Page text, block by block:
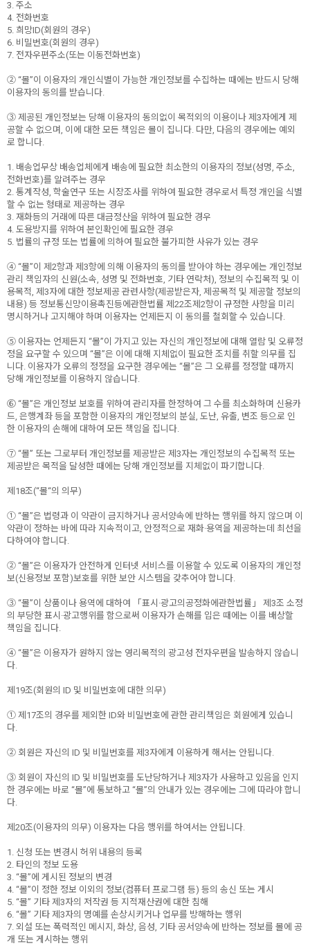
3. 주소
4. 전화번호
5. 희망ID(회원의 경우)
6. 비밀번호(회원의 경우)
7. 전자우편주소(또는 이동전화번호)
② “몰”이 이용자의 개인식별이 가능한 개인정보를 수집하는 때에는 반드시 당해
이용자의 동의를 받습니다.
③ 제공된 개인정보는 당해 이용자의 동의없이 목적외의 이용이나 제3자에게 제
공할 수 없으며, 이에 대한 모든 책임은 몰이 집니다. 다만, 다음의 경우에는 예외
로 합니다.
1. 배송업무상 배송업체에게 배송에 필요한 최소한의 이용자의 정보(성명, 주소,
전화번호)를 알려주는 경우
2. 통계작성, 학술연구 또는 시장조사를 위하여 필요한 경우로서 특정 개인을 식별
할 수 없는 형태로 제공하는 경우
3. 재화등의 거래에 따른 대금정산을 위하여 필요한 경우
4. 도용방지를 위하여 본인확인에 필요한 경우
5. 법률의 규정 또는 법률에 의하여 필요한 불가피한 사유가 있는 경우
④ “몰”이 제2항과 제3항에 의해 이용자의 동의를 받아야 하는 경우에는 개인정보
관리 책임자의 신원(소속, 성명 및 전화번호, 기타 연락처), 정보의 수집목적 및 이
용목적, 제3자에 대한 정보제공 관련사항(제공받은자, 제공목적 및 제공할 정보의
내용) 등 정보통신망이용촉진등에관한법률 제22조제2항이 규정한 사항을 미리
명시하거나 고지해야 하며 이용자는 언제든지 이 동의를 철회할 수 있습니다.
⑤ 이용자는 언제든지 “몰”이 가지고 있는 자신의 개인정보에 대해 열람 및 오류정
정을 요구할 수 있으며 “몰”은 이에 대해 지체없이 필요한 조치를 취할 의무를 집
니다. 이용자가 오류의 정정을 요구한 경우에는 “몰”은 그 오류를 정정할 때까지
당해 개인정보를 이용하지 않습니다.
⑥ “몰”은 개인정보 보호를 위하여 관리자를 한정하여 그 수를 최소화하며 신용카
드, 은행계좌 등을 포함한 이용자의 개인정보의 분실, 도난, 유출, 변조 등으로 인
한 이용자의 손해에 대하여 모든 책임을 집니다.
⑦ “몰” 또는 그로부터 개인정보를 제공받은 제3자는 개인정보의 수집목적 또는
제공받은 목적을 달성한 때에는 당해 개인정보를 지체없이 파기합니다.
제18조(“몰“의 의무)
① “몰”은 법령과 이 약관이 금지하거나 공서양속에 반하는 행위를 하지 않으며 이
약관이 정하는 바에 따라 지속적이고, 안정적으로 재화·용역을 제공하는데 최선을
다하여야 합니다.
② “몰”은 이용자가 안전하게 인터넷 서비스를 이용할 수 있도록 이용자의 개인정
보(신용정보 포함)보호를 위한 보안 시스템을 갖추어야 합니다.
③ “몰”이 상품이나 용역에 대하여 「표시·광고의공정화에관한법률」 제3조 소정
의 부당한 표시·광고행위를 함으로써 이용자가 손해를 입은 때에는 이를 배상할
책임을 집니다.
④ “몰”은 이용자가 원하지 않는 영리목적의 광고성 전자우편을 발송하지 않습니
다.
제19조(회원의 ID 및 비밀번호에 대한 의무)
① 제17조의 경우를 제외한 ID와 비밀번호에 관한 관리책임은 회원에게 있습니
다.
② 회원은 자신의 ID 및 비밀번호를 제3자에게 이용하게 해서는 안됩니다.
③ 회원이 자신의 ID 및 비밀번호를 도난당하거나 제3자가 사용하고 있음을 인지
한 경우에는 바로 “몰”에 통보하고 “몰”의 안내가 있는 경우에는 그에 따라야 합니
다.
제20조(이용자의 의무) 이용자는 다음 행위를 하여서는 안됩니다.
1. 신청 또는 변경시 허위 내용의 등록
2. 타인의 정보 도용
3. “몰”에 게시된 정보의 변경
4. “몰”이 정한 정보 이외의 정보(컴퓨터 프로그램 등) 등의 송신 또는 게시
5. “몰” 기타 제3자의 저작권 등 지적재산권에 대한 침해
6. “몰” 기타 제3자의 명예를 손상시키거나 업무를 방해하는 행위
7. 외설 또는 폭력적인 메시지, 화상, 음성, 기타 공서양속에 반하는 정보를 몰에 공
개 또는 게시하는 행위